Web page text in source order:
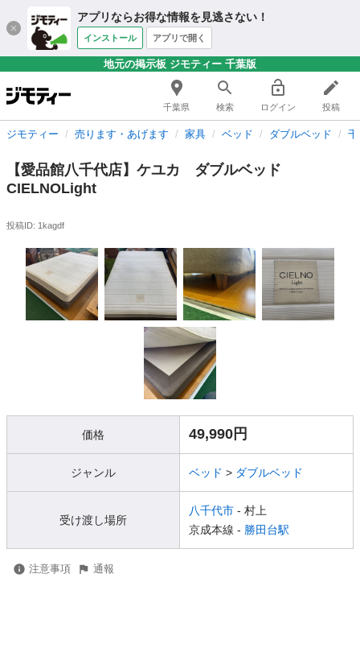
アプリならお得な情報を見逃さない！
インストール アプリで開く
地元の掲示板 ジモティー 千葉版
千葉県 検索 ログイン 投稿
ジモティー 売ります・あげます 家具 ベッド ダブルベッド
【愛品館八千代店】ケユカ ダブルベッド
CIELNOLight
投稿ID: 1kagdf
価格 49,990円
ジャンル ベッド > ダブルベッド
受け渡し場所
八千代市 - 村上
京成本線 - 勝田台駅
注意事項 通報